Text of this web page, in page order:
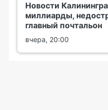
Новости
миллиарды,
главный почтальон
вчера, 20:00